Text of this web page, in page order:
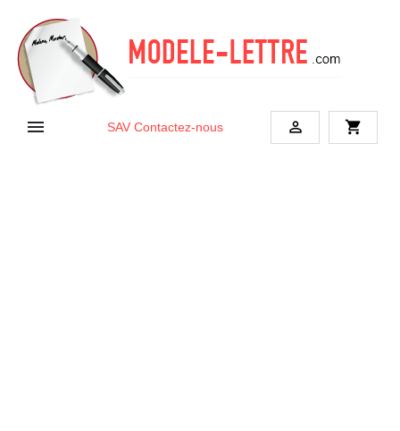
 SAV Contactez-nous  shopping_cart